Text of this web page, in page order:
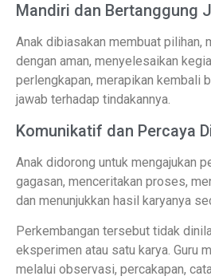
Mandiri dan Bertanggung
Anak dibiasakan membuat pilihan,
dengan aman, menyelesaikan
perlengkapan, merapikan kembali
jawab terhadap tindakannya.
Komunikatif dan Percaya
Anak didorong untuk mengajukan
gagasan, menceritakan proses,
dan menunjukkan hasil karyanya
Perkembangan tersebut tidak
eksperimen atau satu karya. Guru
melalui observasi, percakapan,